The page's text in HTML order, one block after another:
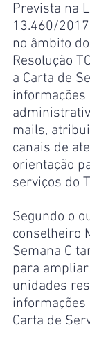
Prevista na
13.460/
no âmbito
Resolução
a Carta de
mails,
canais de
orientação
serviços do
Segundo o
conselheiro
Semana C
para
unidades
informações
Carta de